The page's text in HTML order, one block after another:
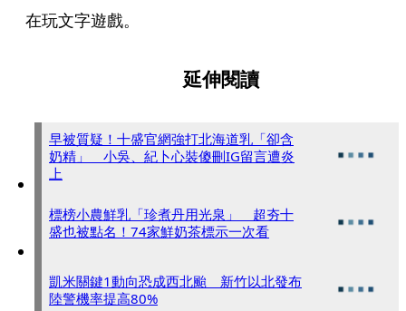
在玩文字遊戲。
延伸閱讀
早被質疑！十盛官網強打北海道乳「卻含
奶精」 小吳、紀卜心裝傻刪IG留言遭炎
上
標榜小農鮮乳「珍煮丹用光泉」 超夯十
盛也被點名！74家鮮奶茶標示一次看
凱米關鍵1動向恐成西北颱 新竹以北發布
陸警機率提高80%